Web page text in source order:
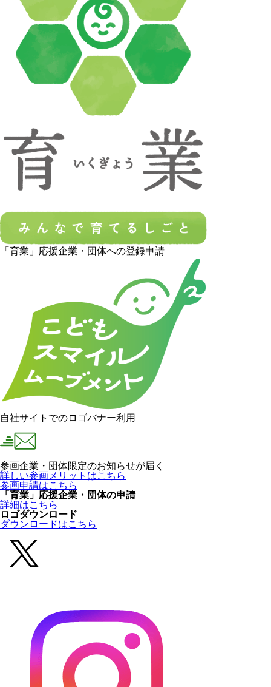
「育業」応援企業・団体への登録申請
自社サイトでのロゴバナー利用
参画企業・団体限定のお知らせが届く
詳しい参画メリットはこちら
参画申請はこちら
「育業」応援企業・団体の申請
詳細はこちら
ロゴダウンロード
ダウンロードはこちら